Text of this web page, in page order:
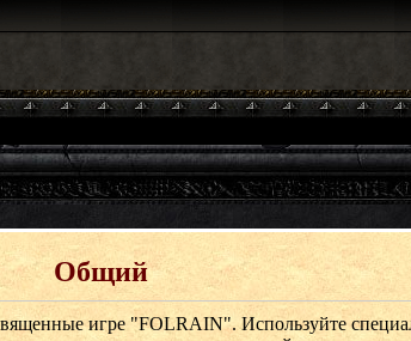
Общий
игре "FOLRAIN". Используйте